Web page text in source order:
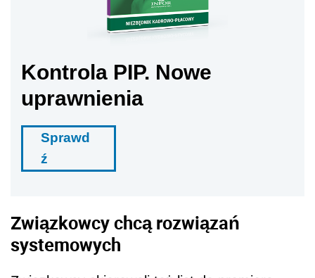
Kontrola PIP. Nowe
uprawnienia
Sprawd
ź
Związkowcy chcą rozwiązań
systemowych